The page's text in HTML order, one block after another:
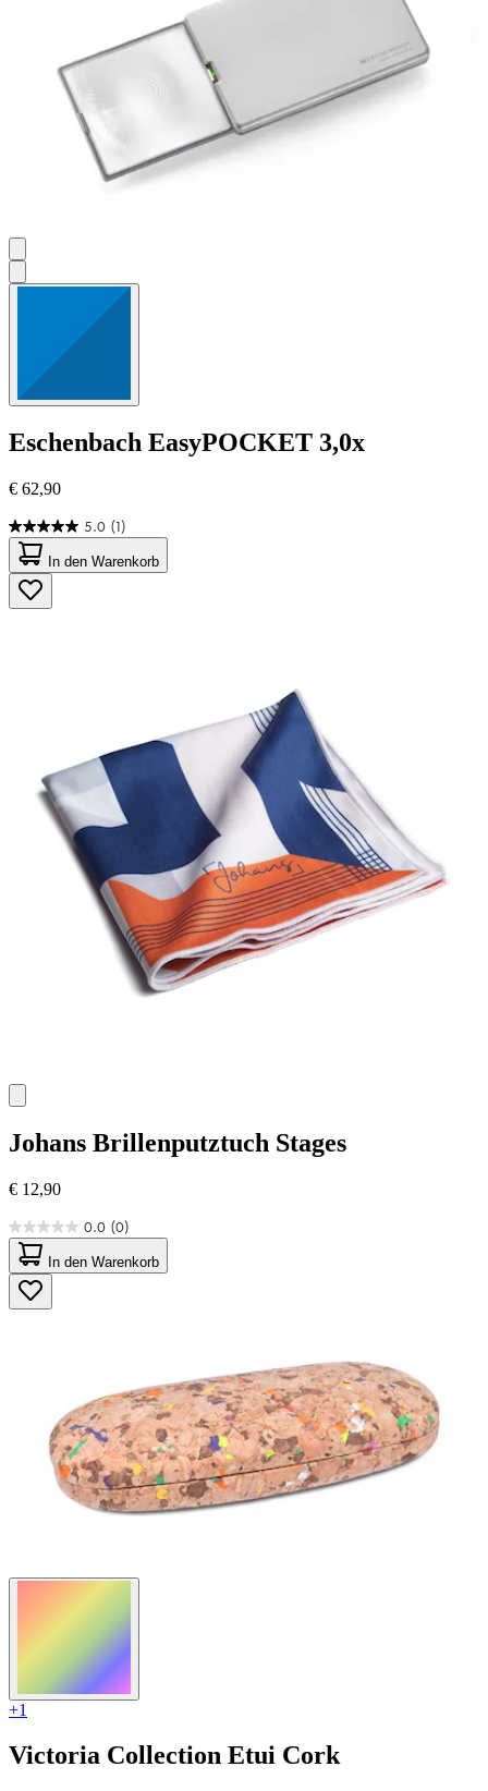
Eschenbach EasyPOCKET 3,0x
€ 62,90
5.0 (1)
5.0
von
5
Sternen.
1
In den Warenkorb
Johans Brillenputztuch Stages
€ 12,90
0.0 (0)
0.0
von
5
Sternen.
In den Warenkorb
+1
Victoria Collection Etui Cork